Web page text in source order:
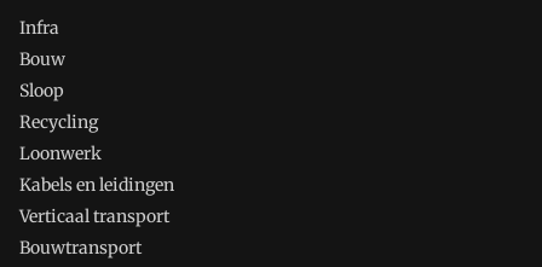
Infra
Bouw
Sloop
Recycling
Loonwerk
Kabels en leidingen
Verticaal transport
Bouwtransport